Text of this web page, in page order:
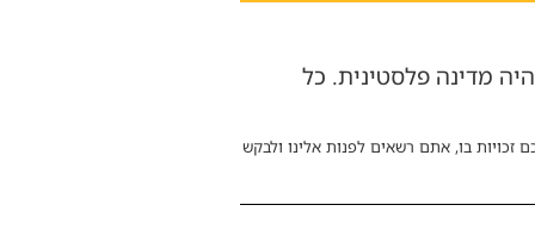
מדינה פלסטינית. כל
זכויות בו, אתם רשאים לפנות אלינו ולבקש